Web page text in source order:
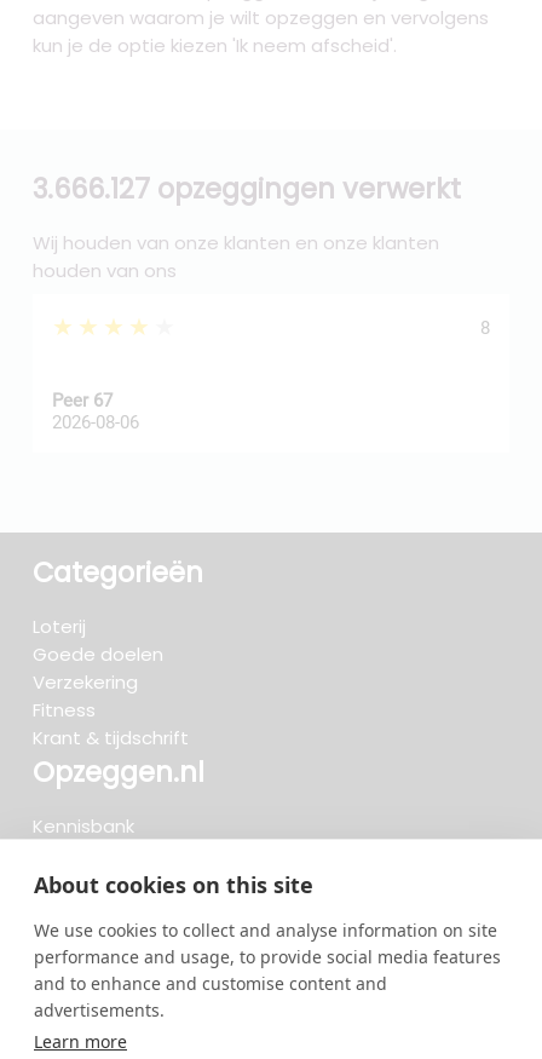
About cookies on this site
We use cookies to collect and analyse information on site
performance and usage, to provide social media features
and to enhance and customise content and
advertisements.
Learn more
aangeven waarom je wilt opzeggen en vervolgens
kun je de optie kiezen 'Ik neem afscheid'.
3.666.127 opzeggingen verwerkt
Wij houden van onze klanten en onze klanten
houden van ons
★★★★★ 8
Peer 67
2026-08-06
Categorieën
Loterij
Goede doelen
Verzekering
Fitness
Krant & tijdschrift
Opzeggen.nl
Kennisbank
Beoordelingen
Meteen opzeggen